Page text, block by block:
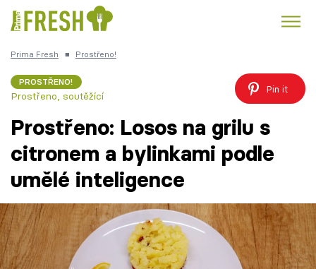
Česká kuchyně
Témata
Recepty
Články
Prima Fresh ■ Prostřeno!
PROSTŘENO!
Prostřeno, soutěžící
Pin it
Prostřeno: Losos na grilu s
citronem a bylinkami podle
umělé inteligence